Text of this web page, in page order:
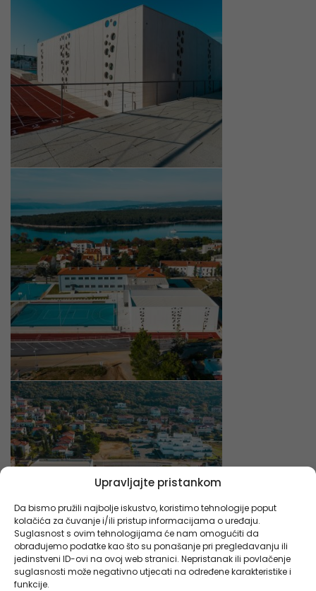
Upravljajte pristankom
Da bismo pružili najbolje iskustvo, koristimo tehnologije poput
kolačića za čuvanje i/ili pristup informacijama o uređaju.
Suglasnost s ovim tehnologijama će nam omogućiti da
obrađujemo podatke kao što su ponašanje pri pregledavanju ili
jedinstveni ID-ovi na ovoj web stranici. Nepristanak ili povlačenje
suglasnosti može negativno utjecati na određene karakteristike i
funkcije.